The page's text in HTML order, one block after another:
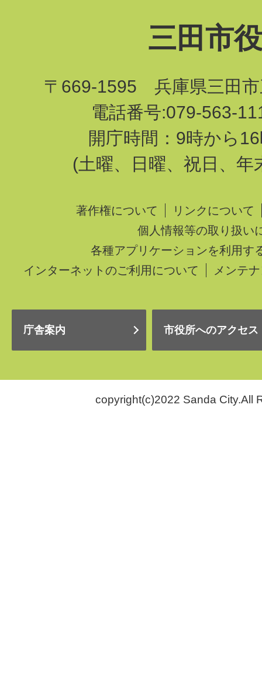
三田市
〒669-1595 兵庫県三田市
電話番号:079-563-
開庁時間：9時から
(土曜、日曜、祝日、年
著作権について
リンクについて
個人情報等の取り扱い
各種アプリケーションを利用す
インターネットのご利用について
メンテ
庁舎案内 市役所へのアクセス
copyright(c)2022 Sanda City.All